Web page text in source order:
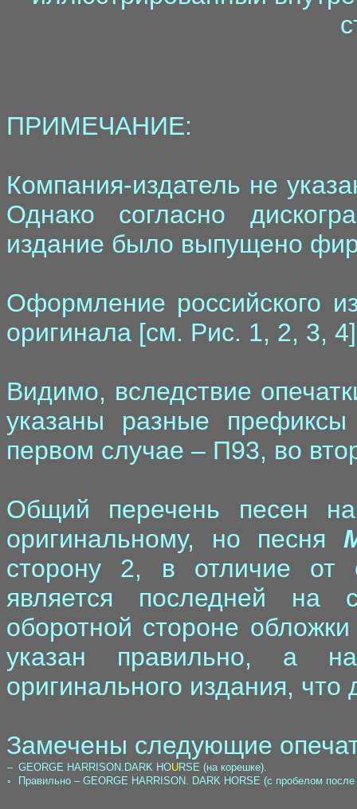
ПРИМЕЧАНИЕ:
Компания-издатель не
Однако согласно
издание было выпущено
Оформление российского
оригинала [см. Рис. 1, 2, 3,
Видимо, вследствие
указаны разные
первом случае – П93, во
Общий перечень песен
оригинальному, но песня
сторону 2, в отличие от
является последней
оборотной стороне
указан правильно, а
оригинального издания,
Замечены следующие
– GEORGE HARRISON.DARK HOURSE (на корешке).
◦
Правильно – GEORGE HARRISON. DARK HORSE (с пробелом